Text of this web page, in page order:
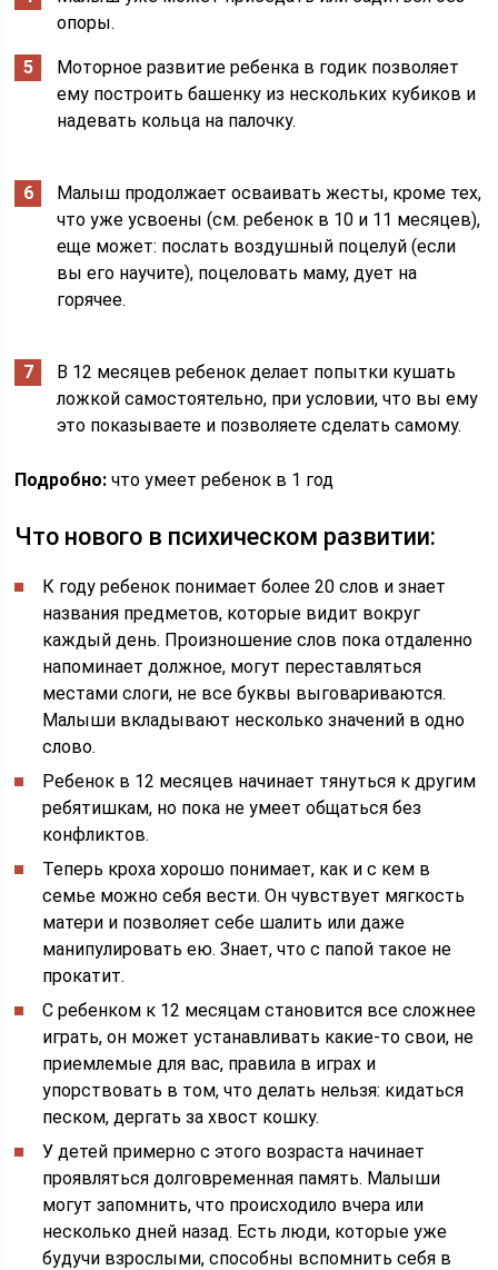
опоры.
Моторное развитие ребенка в годик позволяет
ему построить башенку из нескольких кубиков и
надевать кольца на палочку.
Малыш продолжает осваивать жесты, кроме тех,
что уже усвоены (см. ребенок в 10 и 11 месяцев),
еще может: послать воздушный поцелуй (если
вы его научите), поцеловать маму, дует на
горячее.
В 12 месяцев ребенок делает попытки кушать
ложкой самостоятельно, при условии, что вы ему
это показываете и позволяете сделать самому.
Подробно: что умеет ребенок в 1 год
Что нового в психическом развитии:
К году ребенок понимает более 20 слов и знает
названия предметов, которые видит вокруг
каждый день. Произношение слов пока отдаленно
напоминает должное, могут переставляться
местами слоги, не все буквы выговариваются.
Малыши вкладывают несколько значений в одно
слово.
Ребенок в 12 месяцев начинает тянуться к другим
ребятишкам, но пока не умеет общаться без
конфликтов.
Теперь кроха хорошо понимает, как и с кем в
семье можно себя вести. Он чувствует мягкость
матери и позволяет себе шалить или даже
манипулировать ею. Знает, что с папой такое не
прокатит.
С ребенком к 12 месяцам становится все сложнее
играть, он может устанавливать какие-то свои, не
приемлемые для вас, правила в играх и
упорствовать в том, что делать нельзя: кидаться
песком, дергать за хвост кошку.
У детей примерно с этого возраста начинает
проявляться долговременная память. Малыши
могут запомнить, что происходило вчера или
несколько дней назад. Есть люди, которые уже
будучи взрослыми, способны вспомнить себя в